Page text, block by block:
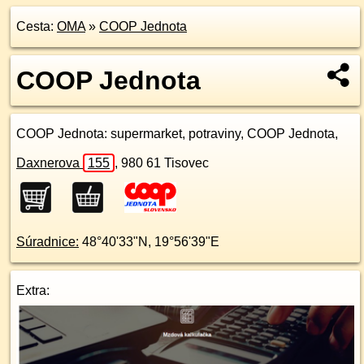
Cesta: OMA» COOP Jednota
COOP Jednota
COOP Jednota: supermarket, potraviny, COOP Jednota,
Daxnerova 155 , 980 61 Tisovec
Súradnice: 48°40'33"N , 19°56'39"E
Extra: